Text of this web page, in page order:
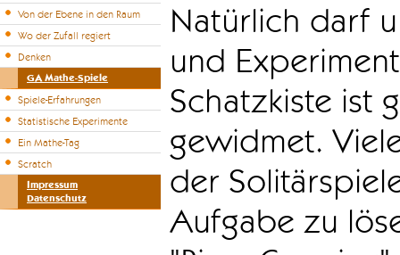
Von der Ebene in den Raum
Wo der Zufall regiert
Denken
GA Mathe-Spiele
Spiele-Erfahrungen
Statistische Experimente
Ein Mathe-Tag
Scratch
Impressum
Datenschutz
Natürlich darf
und
Schatzkiste ist
gewidmet.
der
Aufgabe zu